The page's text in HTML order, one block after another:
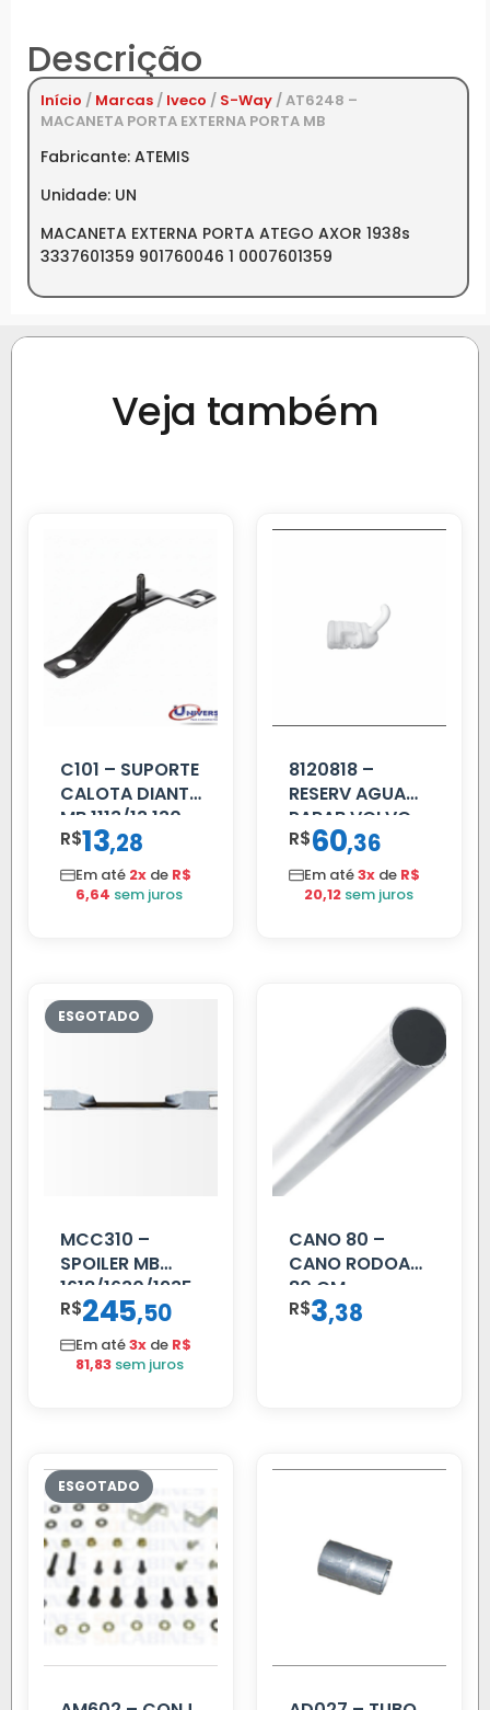
Descrição
Início / Marcas / Iveco / S-Way / AT6248 –
MACANETA PORTA EXTERNA PORTA MB
Fabricante: ATEMIS
Unidade: UN
MACANETA EXTERNA PORTA ATEGO AXOR 1938s
3337601359 901760046 1 0007601359
Veja também
C101 – SUPORTE
CALOTA DIANT
MB 1113/13.130
R$13,28
Em até 2x de R$
6,64 sem juros
8120818 –
RESERV AGUA
PARAB VOLVO
EDC
R$60,36
Em até3x de R$
20,12 sem juros
MCC310 –
SPOILER MB
1618/1630/1935
02 FAR
R$245,50
Em até3x de R$
81,83 sem juros
CANO 80 –
CANO RODOAR
80 CM
R$3,38